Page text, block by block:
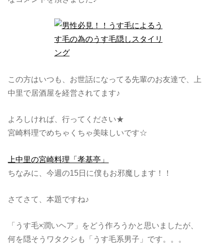
この方はいつも、お世話になってる先輩のお友達で、上
中里で居酒屋を経営されてます♪
よろしければ、行ってください★
宮崎料理でめちゃくちゃ美味しいです☆
上中里の宮崎料理「孝基亭」
ちなみに、今週の15日に僕もお邪魔します！！
さてさて、本題ですね♪
「うす毛×潤いヘア」をどう作ろうかと思いましたが、
何を隠そうワタクシも「うす毛系男子」です。。。